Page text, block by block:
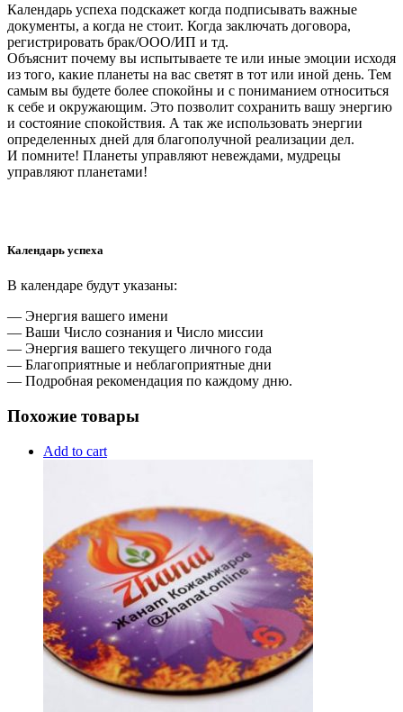
Календарь успеха подскажет когда подписывать важные
документы, а когда не стоит. Когда заключать договора,
регистрировать брак/ООО/ИП и тд.
Объяснит почему вы испытываете те или иные эмоции исходя
из того, какие планеты на вас светят в тот или иной день. Тем
самым вы будете более спокойны и с пониманием относиться
к себе и окружающим. Это позволит сохранить вашу энергию
и состояние спокойствия. А так же использовать энергии
определенных дней для благополучной реализации дел.
И помните! Планеты управляют невеждами, мудрецы
управляют планетами!
Календарь успеха
В календаре будут указаны:
— Энергия вашего имени
— Ваши Число сознания и Число миссии
— Энергия вашего текущего личного года
— Благоприятные и неблагоприятные дни
— Подробная рекомендация по каждому дню.
Похожие товары
Add to cart